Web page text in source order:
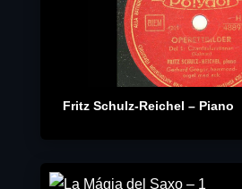
Fritz Schulz-Reichel – Piano